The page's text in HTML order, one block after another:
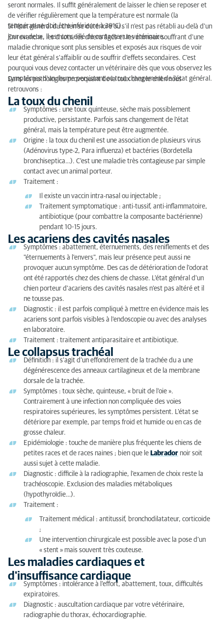
Les maladies cardiaques et d'insuffisance cardiaque
Bronchopneumonie
seront normales. Il suffit généralement de laisser le chien se reposer et
de vérifier régulièrement que la température est normale (la
température doit être inférieure à 39°C).
Si l'état général du chien se détériore ou s'il n'est pas rétabli au-delà d'un
jour ou deux, il est conseillé de contacter un vétérinaire.
En revanche, les chiots, les chiens âgés et les animaux souffrant d'une
maladie chronique sont plus sensibles et exposés aux risques de voir
leur état général s'affaiblir ou de souffrir d'effets secondaires. C'est
pourquoi vous devez contacter un vétérinaire dès que vous observez les
symptômes d'un rhume persistant ou tout changement de l’état général.
Dans les pathologies provoquant de la toux chez le chien nous
retrouvons :
La toux du chenil
Symptômes : une toux quinteuse, sèche mais possiblement
productive, persistante. Parfois sans changement de l’état
général, mais la température peut être augmentée.
Origine : la toux du chenil est une association de plusieurs virus
(Adénovirus type-2, Para influenza) et bactéries (Bordetella
bronchiseptica…). C'est une maladie très contagieuse par simple
contact avec un animal porteur.
Traitement :
Il existe un vaccin intra-nasal ou injectable ;
Traitement symptomatique : anti-tussif, anti-inflammatoire,
antibiotique (pour combattre la composante bactérienne)
pendant 10-15 jours.
Les acariens des cavités nasales
Symptômes : abattement, éternuements, des reniflements et des
"éternuements à l'envers", mais leur présence peut aussi ne
provoquer aucun symptôme. Des cas de détérioration de l'odorat
ont été rapportés chez des chiens de chasse. L'état général d'un
chien porteur d'acariens des cavités nasales n'est pas altéré et il
ne tousse pas.
Diagnostic : il est parfois compliqué à mettre en évidence mais les
acariens sont parfois visibles à l’endoscopie ou avec des analyses
en laboratoire.
Traitement : traitement antiparasitaire et antibiotique.
Le collapsus trachéal
Définition : il s’agit d’un effondrement de la trachée du a une
dégénérescence des anneaux cartilagineux et de la membrane
dorsale de la trachée.
Symptômes : toux sèche, quinteuse, « bruit de l’oie ».
Contrairement à une infection non compliquée des voies
respiratoires supérieures, les symptômes persistent. L'état se
détériore par exemple, par temps froid et humide ou en cas de
grosse chaleur.
Epidémiologie : touche de manière plus fréquente les chiens de
petites races et de races naines ; bien que le Labrador noir soit
aussi sujet à cette maladie.
Diagnostic : difficile à la radiographie, l’examen de choix reste la
trachéoscopie. Exclusion des maladies métaboliques
(hypothyroïdie…).
Traitement :
Traitement médical : antitussif, bronchodilatateur, corticoide
;
Une intervention chirurgicale est possible avec la pose d’un
« stent » mais souvent très couteuse.
Les maladies cardiaques et
d'insuffisance cardiaque
Symptômes : intolérance à l’effort, abattement, toux, difficultés
expiratoires.
Diagnostic : auscultation cardiaque par votre vétérinaire,
radiographie du thorax, échocardiographie.